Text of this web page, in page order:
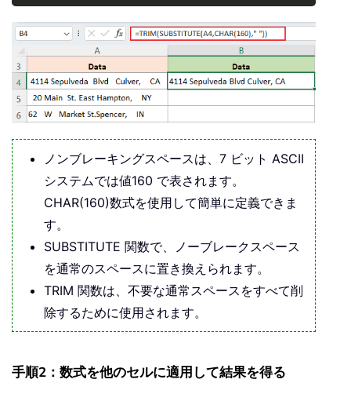
ノンブレーキングスペースは、7 ビット ASCII
システムでは値160 で表されます。
CHAR(160)数式を使用して簡単に定義できま
す。
SUBSTITUTE 関数で、ノーブレークスペース
を通常のスペースに置き換えられます。
TRIM 関数は、不要な通常スペースをすべて削
除するために使用されます。
手順2：数式を他のセルに適用して結果を得る